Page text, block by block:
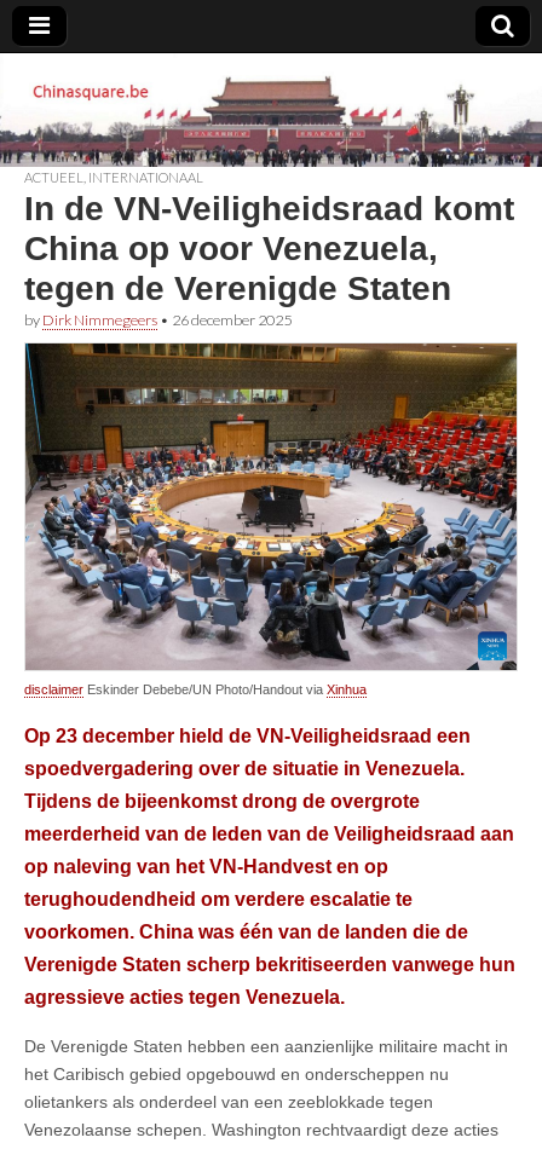
Chinasquare.be
ACTUEEL INTERNATIONAAL
In de VN-Veiligheidsraad komt
China op voor Venezuela,
tegen de Verenigde Staten
by Dirk Nimmegeers • 26 december 2025
disclaimer Eskinder Debebe/UN Photo/Handout via Xinhua
Op 23 december hield de VN-Veiligheidsraad een
spoedvergadering over de situatie in Venezuela.
Tijdens de bijeenkomst drong de overgrote
meerderheid van de leden van de Veiligheidsraad aan
op naleving van het VN-Handvest en op
terughoudendheid om verdere escalatie te
voorkomen. China was één van de landen die de
Verenigde Staten scherp bekritiseerden vanwege hun
agressieve acties tegen Venezuela.
De Verenigde Staten hebben een aanzienlijke militaire macht in
het Caribisch gebied opgebouwd en onderscheppen nu
olietankers als onderdeel van een zeeblokkade tegen
Venezolaanse schepen. Washington rechtvaardigt deze acties